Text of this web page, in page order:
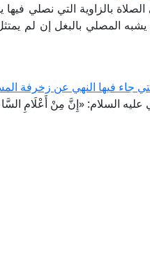
بالزاوية التي نصلي
المصلي بالبغل إن لم
جاء فيها النهي عن زخرفة
عليه السلام: «إِنَّ مِنْ أَعْلَامِ